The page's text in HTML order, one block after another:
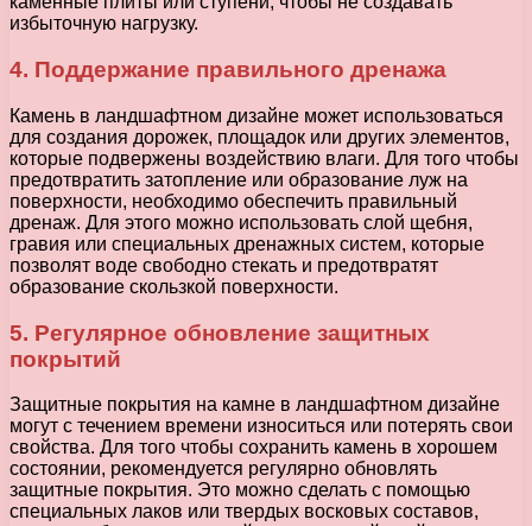
избыточную нагрузку.
4. Поддержание правильного дренажа
Камень в ландшафтном дизайне может использоваться
для создания дорожек, площадок или других элементов,
которые подвержены воздействию влаги. Для того чтобы
предотвратить затопление или образование луж на
поверхности, необходимо обеспечить правильный
дренаж. Для этого можно использовать слой щебня,
гравия или специальных дренажных систем, которые
позволят воде свободно стекать и предотвратят
образование скользкой поверхности.
5. Регулярное обновление защитных
покрытий
Защитные покрытия на камне в ландшафтном дизайне
могут с течением времени износиться или потерять свои
свойства. Для того чтобы сохранить камень в хорошем
состоянии, рекомендуется регулярно обновлять
защитные покрытия. Это можно сделать с помощью
специальных лаков или твердых восковых составов,